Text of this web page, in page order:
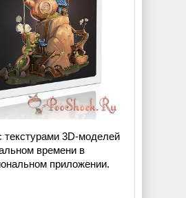
текстурами 3D-моделей
времени в
приложении.